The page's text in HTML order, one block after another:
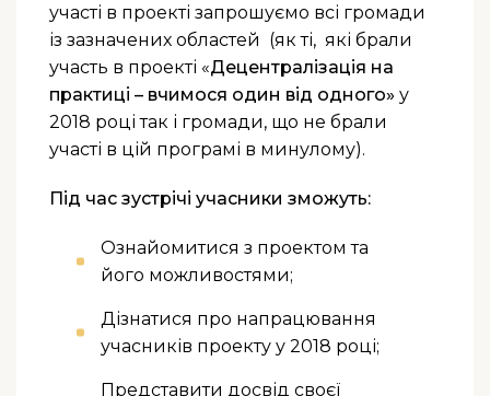
участі в проекті запрошуємо всі громади
із зазначених областей (як ті, які брали
участь в проекті «Децентралізація на
практиці – вчимося один від одного» у
2018 році так і громади, що не брали
участі в цій програмі в минулому).
Під час зустрічі учасники зможуть:
Ознайомитися з проектом та
його можливостями;
Дізнатися про напрацювання
учасників проекту у 2018 році;
Представити досвід своєї